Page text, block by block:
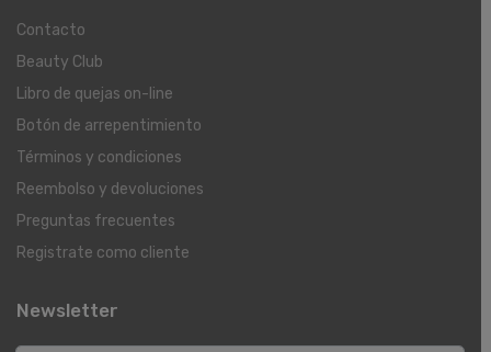
Contacto
Beauty Club
Libro de quejas on-line
Botón de arrepentimiento
Términos y condiciones
Reembolso y devoluciones
Preguntas frecuentes
Registrate como cliente
Newsletter